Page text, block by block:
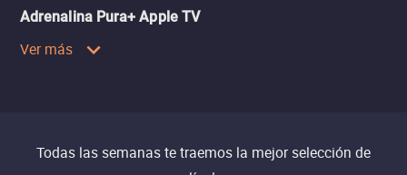
Adrenalina Pura+ Apple TV
Ver más
Todas las semanas te traemos la mejor selección de